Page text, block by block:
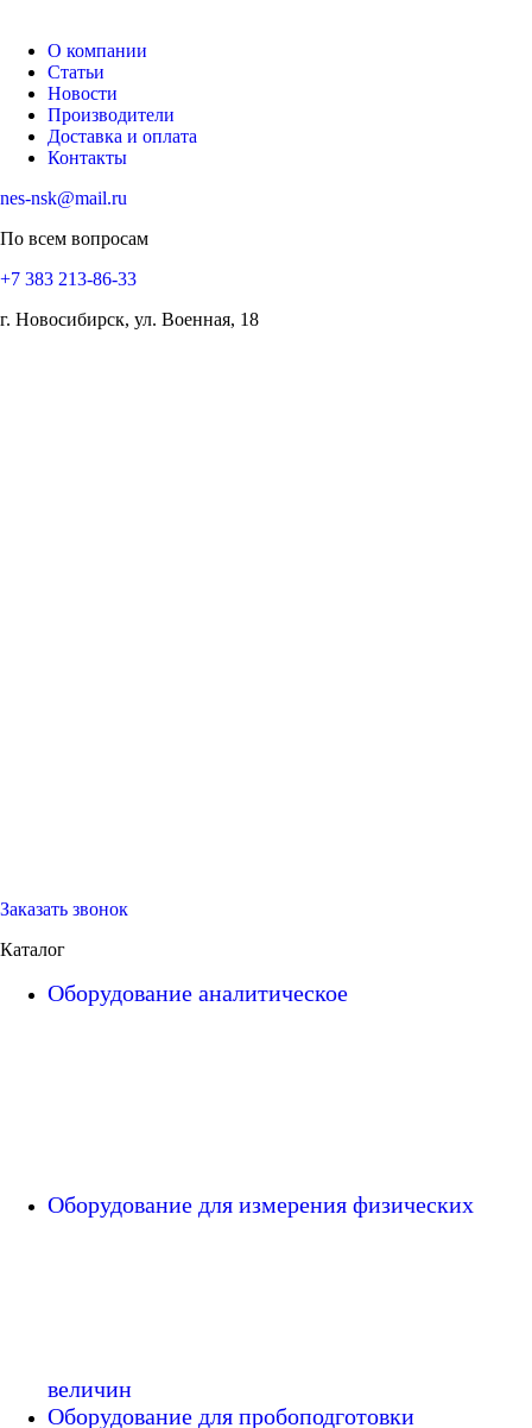
О компании
Статьи
Новости
Производители
Доставка и оплата
Контакты
nes-nsk@mail.ru
По всем вопросам
+7 383 213-86-33
г. Новосибирск, ул. Военная, 18
Заказать звонок
Каталог
Оборудование аналитическое
Оборудование для измерения физических
величин
Оборудование для пробоподготовки